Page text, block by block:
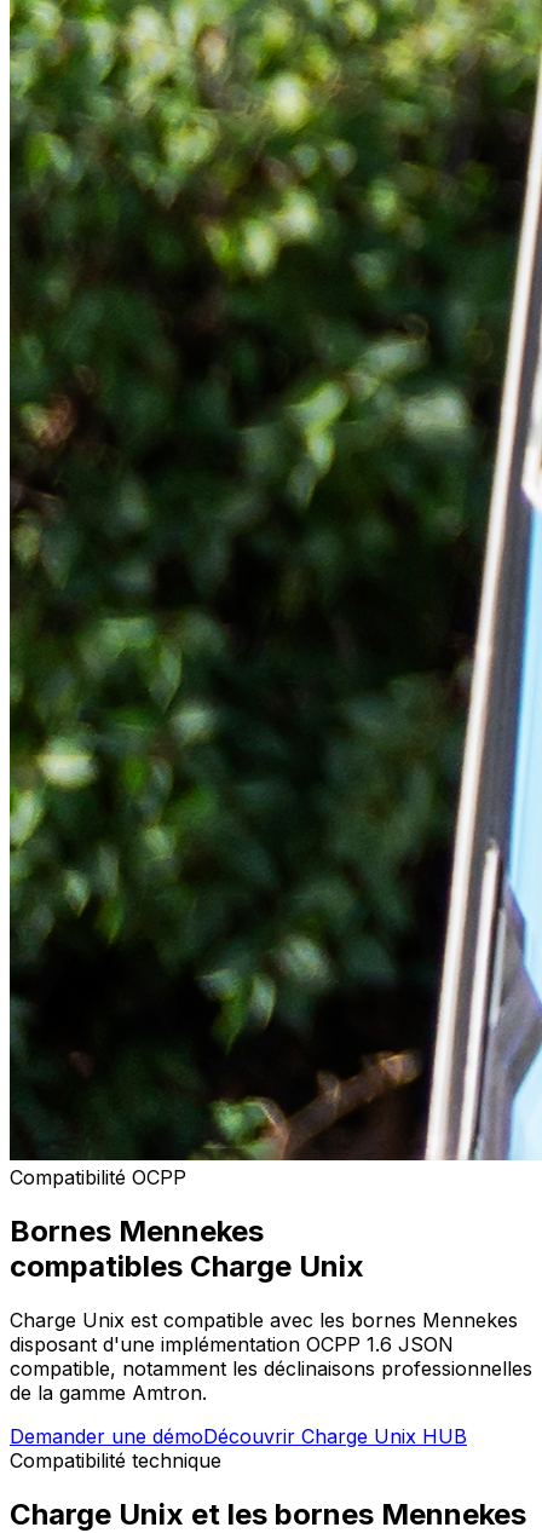
Compatibilité OCPP
Bornes Mennekes
compatibles Charge Unix
Charge Unix est compatible avec les bornes Mennekes
disposant d'une implémentation OCPP 1.6 JSON
compatible, notamment les déclinaisons professionnelles
de la gamme Amtron.
Demander une démoDécouvrir Charge Unix HUB
Compatibilité technique
Charge Unix et les bornes Mennekes